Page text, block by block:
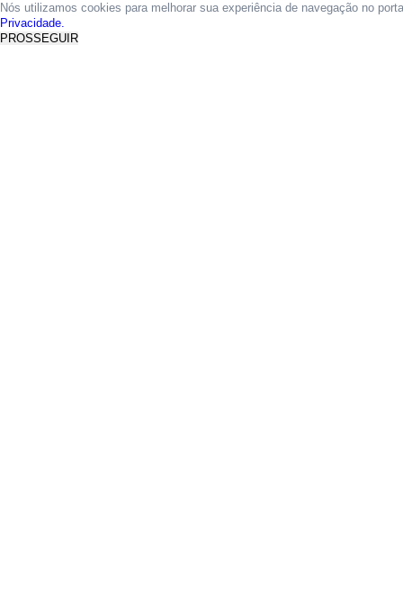
Nós utilizamos cookies para melhorar sua experiência de navegação no
Privacidade.
PROSSEGUIR